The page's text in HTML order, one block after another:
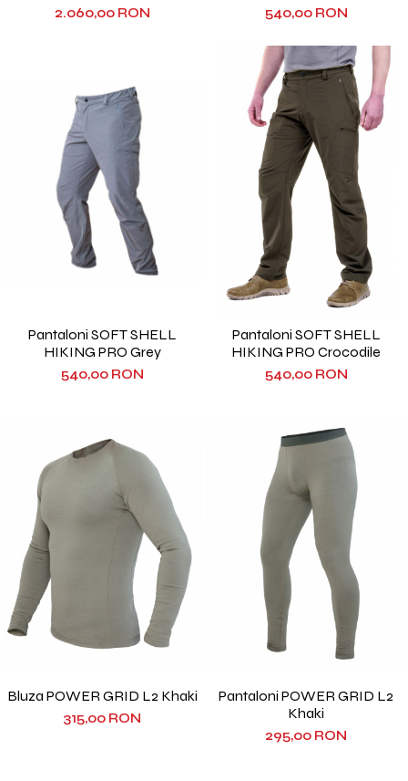
2.060,00 RON 540,00 RON
Pantaloni SOFT SHELL
HIKING PRO Grey
540,00 RON
Pantaloni SOFT SHELL
HIKING PRO Crocodile
540,00 RON
Bluza POWER GRID L2 Khaki
315,00 RON
Pantaloni POWER GRID L2
Khaki
295,00 RON